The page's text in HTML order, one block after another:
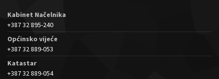
Kabinet Načelnika
+387 32 895-240
Općinsko vijeće
+387 32 889-053
Katastar
+387 32 889-054